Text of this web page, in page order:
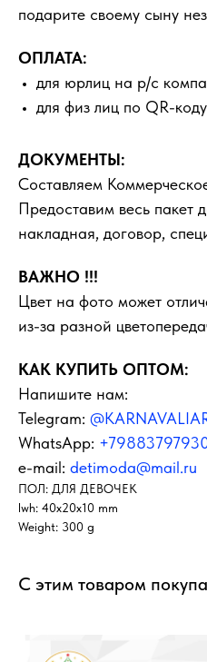
подарите своему сыну
ОПЛАТА:
для юрлиц на р/с
для физ лиц по QR-коду
ДОКУМЕНТЫ:
Составляем
Предоставим весь пакет
накладная, договор,
ВАЖНО !!!
Цвет на фото может
из-за разной
КАК КУПИТЬ ОПТОМ:
Напишите нам:
Telegram:
WhatsApp:
e-mail: detimoda@mail.ru
ПОЛ: ДЛЯ ДЕВОЧЕК
lwh: 40x20x10 mm
Weight: 300 g
С этим товаром